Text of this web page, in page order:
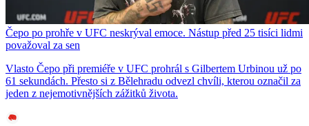
Čepo po prohře v UFC neskrýval emoce. Nástup před 25 tisíci lidmi
považoval za sen
Vlasto Čepo při premiéře v UFC prohrál s Gilbertem Urbinou už po
61 sekundách. Přesto si z Bělehradu odvezl chvíli, kterou označil za
jeden z nejemotivnějších zážitků života.